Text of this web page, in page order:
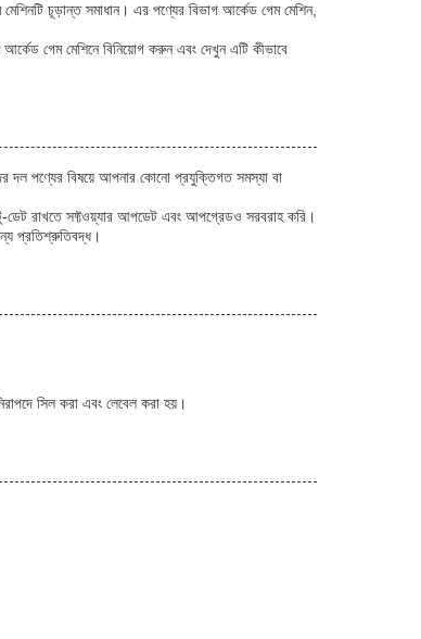
চূড়ান্ত সমাধান। এর পণ্যের বিভাগ আর্কেড গেম মেশিন,
গেম মেশিনে বিনিয়োগ করুন এবং দেখুন এটি কীভাবে
দল পণ্যের বিষয়ে আপনার কোনো প্রযুক্তিগত সমস্যা বা
টু-ডেট রাখতে সফ্টওয়্যার আপডেট এবং আপগ্রেডও সরবরাহ করি।
প্রতিশ্রুতিবদ্ধ।
সিল করা এবং লেবেল করা হয়।